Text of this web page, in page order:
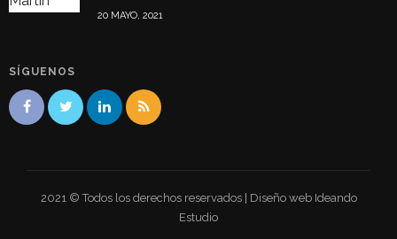
20 MAYO, 2021
SÍGUENOS
2021 © Todos los derechos reservados | Diseño web Ideando
Estudio